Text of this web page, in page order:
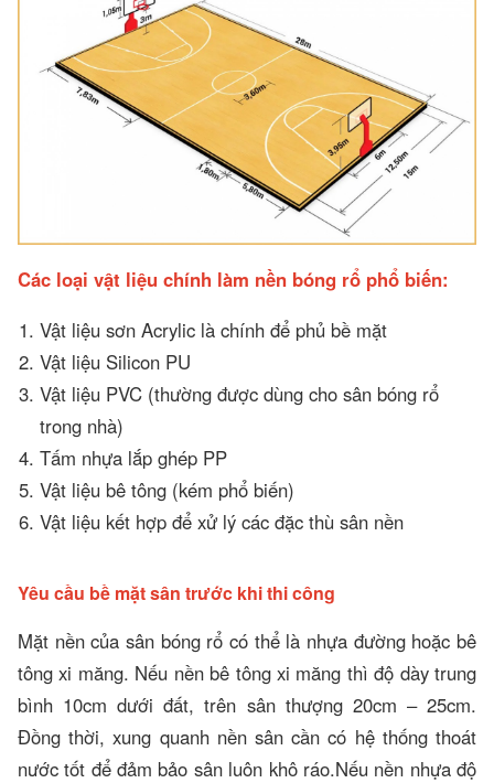
Các loại vật liệu chính làm nền bóng rổ phổ biến:
Vật liệu sơn Acrylic là chính để phủ bề mặt
Vật liệu Silicon PU
Vật liệu PVC (thường được dùng cho sân bóng rổ
trong nhà)
Tấm nhựa lắp ghép PP
Vật liệu bê tông (kém phổ biến)
Vật liệu kết hợp để xử lý các đặc thù sân nền
Yêu cầu bề mặt sân trước khi thi công
Mặt nền của sân bóng rổ có thể là nhựa đường hoặc bê
tông xi măng. Nếu nền bê tông xi măng thì độ dày trung
bình 10cm dưới đất, trên sân thượng 20cm – 25cm.
Đồng thời, xung quanh nền sân cần có hệ thống thoát
nước tốt để đảm bảo sân luôn khô ráo.Nếu nền nhựa độ